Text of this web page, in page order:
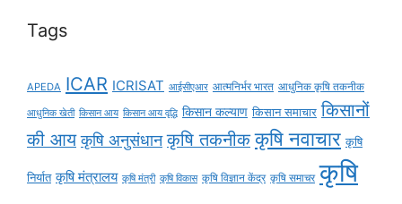
Tags
APEDA ICAR ICRISAT आईसीएआर आत्मनिर्भर भारत आधुनिक कृषि तकनीक
आधुनिक खेती किसान आय किसान आय वृद्धि किसान कल्याण किसान समाचार किसानों
की आय कृषि अनुसंधान कृषि तकनीक कृषि नवाचार कृषि
निर्यात कृषि मंत्रालय कृषि मंत्री कृषि विकास कृषि विज्ञान केंद्र कृषि समाचर कृषि